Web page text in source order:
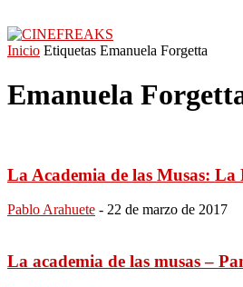
Inicio Etiquetas Emanuela Forgetta
Emanuela
La Academia de las Musas:
Pablo Arahuete - 22 de marzo de 2017
La academia de las musas –